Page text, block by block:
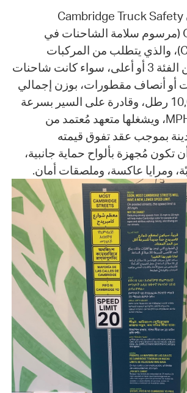
تنفيذ قانون Cambridge Truck Safety
Ordinance (مرسوم سلامة الشاحنات في
Cambridge)، والذي يتطلب من المركبات
المُصنفّة من الفئة 3 أو أعلى، سواء كانت شاحنات
أو أنصاف مقطورات، بوزن إجمالي
يتجاوز 10,000 رطل، وقادرة على السير بسرعة
تتجاوز 15 MPH، ويشغلها متعهد مُعتمد من
بموجب عقد تفوق قيمته
أن تكون مُجهزة بألواح حماية جانبية،
ومرايا عاكسة، وملصقات أمان.